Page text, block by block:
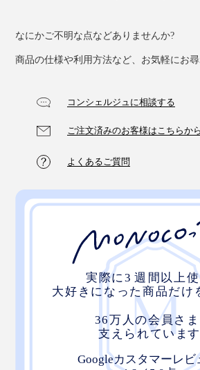
長すぎると感じたら、モノを包んだ
態）で、２cm以上残るようにカ
お手入れは洗濯機で。色落ちの心配
っても大丈夫。使ううちに伸びてき
イロンをかけると、ほぼ元の形に戻
なにかご不明な点などありませんか?
商品の仕様や利用方法など、お気軽にお尋
コンシェルジュに相談する
ご注文済みのお客様はこちらから
よくあるご質問